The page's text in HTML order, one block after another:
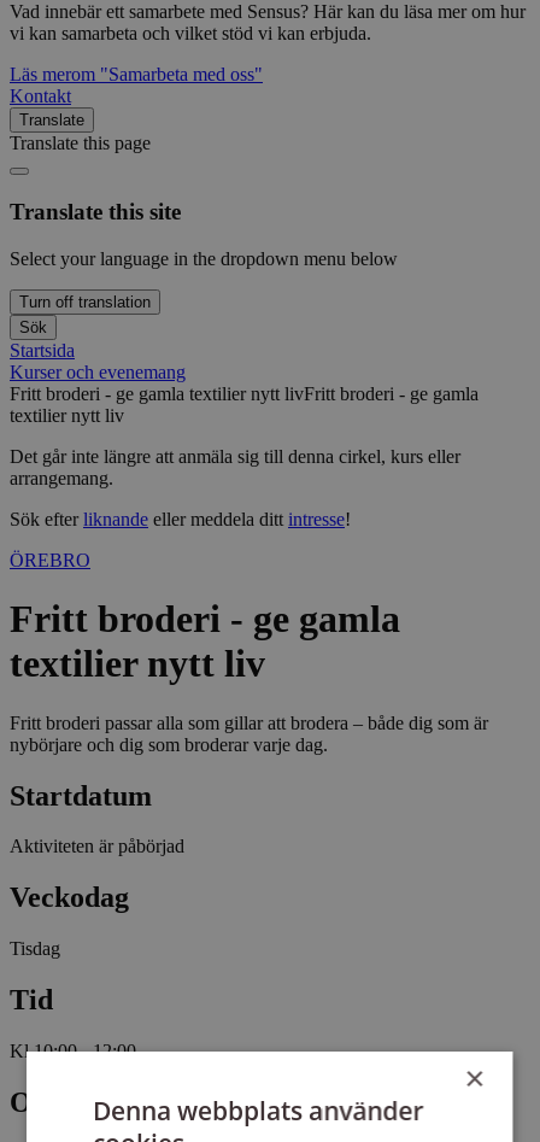
Vad innebär ett samarbete med Sensus? Här kan du läsa mer om hur
vi kan samarbeta och vilket stöd vi kan erbjuda.
Läs merom "Samarbeta med oss"
Kontakt
Translate
Translate this page
Translate this site
Select your language in the dropdown menu below
Turn off translation
Sök
Startsida
Kurser och evenemang
Fritt broderi - ge gamla textilier nytt livFritt broderi - ge gamla
textilier nytt liv
Det går inte längre att anmäla sig till denna cirkel, kurs eller
arrangemang.
Sök efterliknande eller meddela ditt intresse!
ÖREBRO
Fritt broderi - ge gamla
textilier nytt liv
Fritt broderi passar alla som gillar att brodera – både dig som är
nybörjare och dig som broderar varje dag.
Startdatum
Aktiviteten är påbörjad
Veckodag
Tisdag
Tid
Kl 10:00 - 12:00
Omfattning
×
Denna webbplats använder